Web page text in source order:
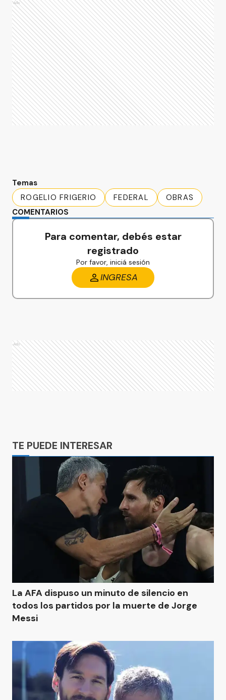
Ads
Temas
ROGELIO FRIGERIO
FEDERAL
OBRAS
COMENTARIOS
Para comentar, debés estar
registrado
Por favor, iniciá sesión
INGRESA
Ads
TE PUEDE INTERESAR
La AFA dispuso un minuto de silencio en
todos los partidos por la muerte de Jorge
Messi